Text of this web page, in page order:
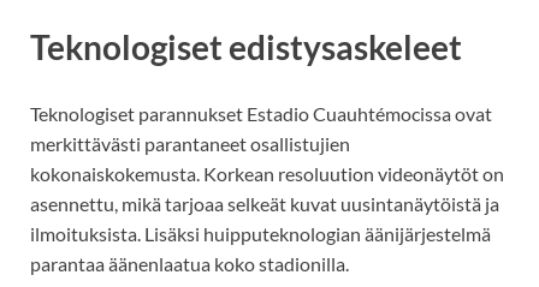
Teknologiset edistysaskeleet
Teknologiset parannukset Estadio Cuauhtémocissa ovat
merkittävästi parantaneet osallistujien
kokonaiskokemusta. Korkean resoluution videonäytöt on
asennettu, mikä tarjoaa selkeät kuvat uusintanäytöistä ja
ilmoituksista. Lisäksi huipputeknologian äänijärjestelmä
parantaa äänenlaatua koko stadionilla.